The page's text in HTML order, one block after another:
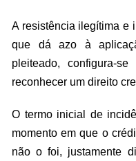
A resistência ilegítima e
que dá azo à
pleiteado, configura-
reconhecer um direito
O termo inicial de
momento em que o
não o foi, justamente